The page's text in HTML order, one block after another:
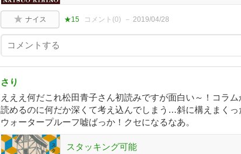
ナイス ★15 コメント(0) 2019/04/28
さり
えええ何だこれ松田青子さん初読みですが面白い～！コラ
読めるのに何だか深くて考え込んでしまう…斜に構えまくっ
ウォータープルーフ嘘ばっか！クセになるなあ。
スタッキング可能